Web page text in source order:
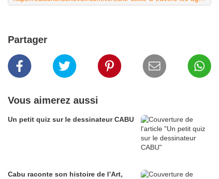
Partager
Vous aimerez aussi
Un petit quiz sur le dessinateur CABU
Cabu raconte son histoire de l’Art,